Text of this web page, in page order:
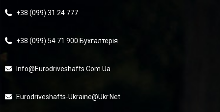
+38 (099) 31 24 777
+38 (099) 54 71 900 Бухгалтерія
Info@eurodriveshafts.com.ua
Eurodriveshafts-Ukraine@ukr.net